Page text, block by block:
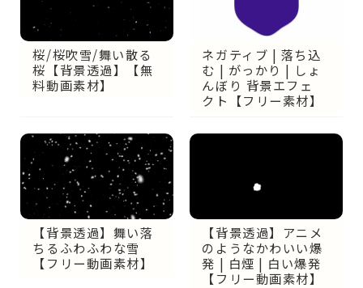
桜/桜吹雪/舞い散る
桜【背景透過】【無
料動画素材】
ネガティブ | 落ち込
む | がっかり | しょ
んぼり 背景エフェ
クト【フリー素材】
【背景透過】舞い落
ちるふわふわな雪
【フリー動画素材】
【背景透過】アニメ
のようなかわいい爆
発 | 白煙 | 白い爆発
【フリー動画素材】